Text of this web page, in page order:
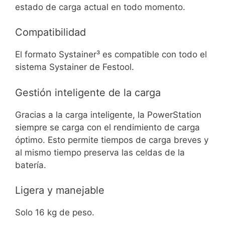
estado de carga actual en todo momento.
Compatibilidad
El formato Systainer³ es compatible con todo el
sistema Systainer de Festool.
Gestión inteligente de la carga
Gracias a la carga inteligente, la PowerStation
siempre se carga con el rendimiento de carga
óptimo. Esto permite tiempos de carga breves y
al mismo tiempo preserva las celdas de la
batería.
Ligera y manejable
Solo 16 kg de peso.